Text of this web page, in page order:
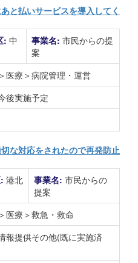
と払いサービスを導入してく
: 中
事業名: 市民からの提
案
医療＞病院管理・運営
後実施予定
な対応をされたので再発防止
港北
事業名: 市民からの
提案
医療＞救急・救命
報提供その他(既に実施済